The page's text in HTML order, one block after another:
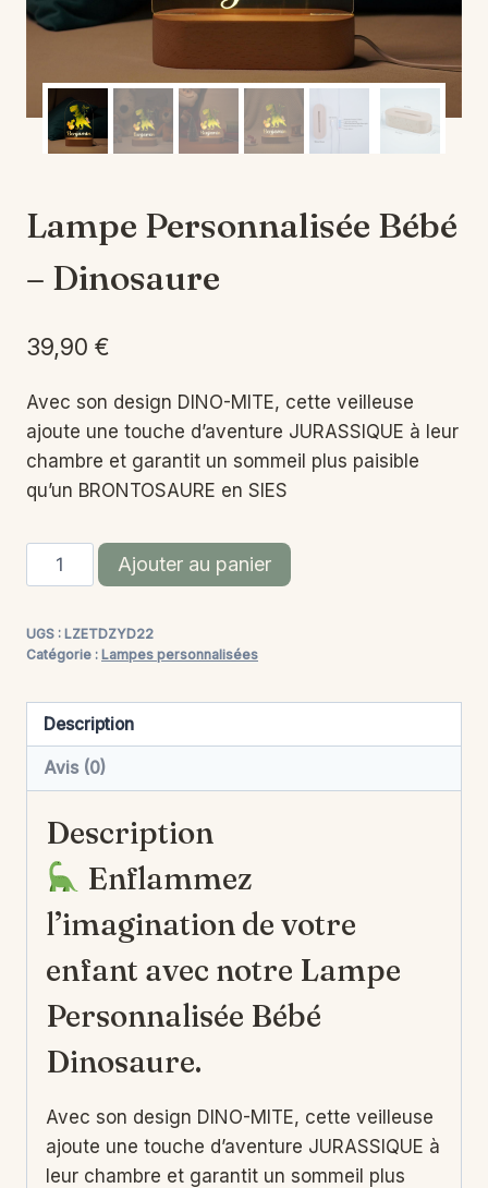
Lampe Personnalisée Bébé
– Dinosaure
39,90 €
Avec son design DINO-MITE, cette veilleuse
ajoute une touche d’aventure JURASSIQUE à leur
chambre et garantit un sommeil plus paisible
qu’un BRONTOSAURE en SIES
quantité
de
Personnalisée
-
Dinosaure
Ajouter au panier Alternative:
UGS : LZETDZYD22
Catégorie : Lampes personnalisées
Description
Avis (0)
Description
Enflammez
l’imagination de votre
enfant avec notre Lampe
Personnalisée Bébé
Dinosaure.
Avec son design DINO-MITE, cette veilleuse
ajoute une touche d’aventure JURASSIQUE à
leur chambre et garantit un sommeil plus